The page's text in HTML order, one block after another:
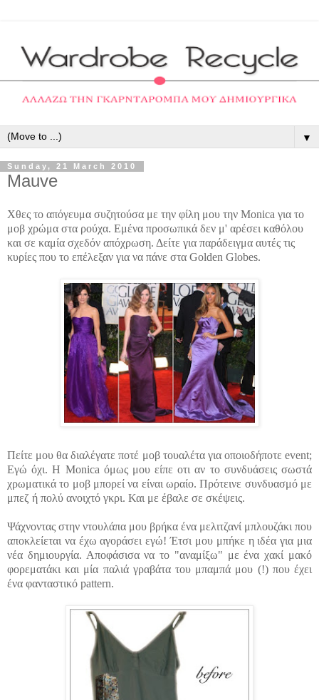
▼
Sunday, 21 March 2010
Mauve
Χθες το απόγευμα συζητούσα με την φίλη μου την Monica για το
μοβ χρώμα στα ρούχα. Εμένα προσωπικά δεν μ' αρέσει καθόλου
και σε καμία σχεδόν απόχρωση. Δείτε για παράδειγμα αυτές τις
κυρίες που το επέλεξαν για να πάνε στα Golden Globes.
Πείτε μου θα διαλέγατε ποτέ μοβ τουαλέτα για οποιοδήποτε event;
Εγώ όχι. Η Monica όμως μου είπεοτι αν το συνδυάσειςσωστά
χρωματικά το μοβ μπορεί να είναι ωραίο. Πρότεινε συνδυασμό με
μπεζ ή πολύ ανοιχτό γκρι. Και με έβαλε σε σκέψεις.
Ψάχνοντας στην ντουλάπα μου βρήκα ένα μελιτζανί μπλουζάκι που
αποκλείεται να έχω αγοράσει εγώ! Έτσι μου μπήκε η ιδέα για μια
νέα δημιουργία. Αποφάσισα να το "αναμίξω" με ένα χακί μακό
φορεματάκι και μία παλιά γραβάτα του μπαμπά μου (!) που έχει
ένα φανταστικό pattern.